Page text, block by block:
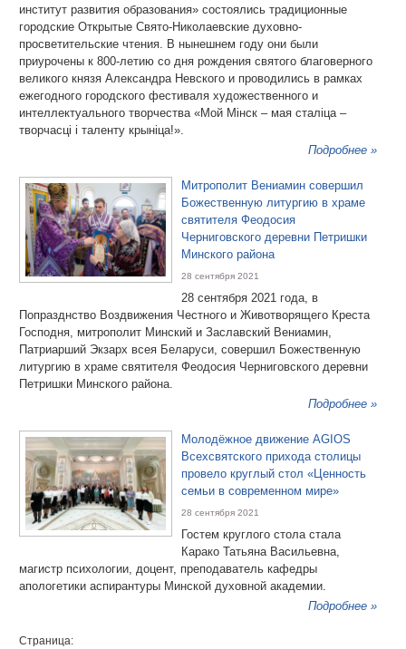
институт развития образования» состоялись традиционные
городские Открытые Свято-Николаевские духовно-
просветительские чтения. В нынешнем году они были
приурочены к 800-летию со дня рождения святого благоверного
великого князя Александра Невского и проводились в рамках
ежегодного городского фестиваля художественного и
интеллектуального творчества «Мой Мінск – мая сталіца –
творчасці і таленту крыніца!».
Подробнее »
Митрополит Вениамин совершил
Божественную литургию в храме
святителя Феодосия
Черниговского деревни Петришки
Минского района
28 сентября 2021
28 сентября 2021 года, в
Попразднство Воздвижения Честного и Животворящего Креста
Господня, митрополит Минский и Заславский Вениамин,
Патриарший Экзарх всея Беларуси, совершил Божественную
литургию в храме святителя Феодосия Черниговского деревни
Петришки Минского района.
Подробнее »
Молодёжное движение AGIOS
Всехсвятского прихода столицы
провело круглый стол «Ценность
семьи в современном мире»
28 сентября 2021
Гостем круглого стола стала
Карако Татьяна Васильевна,
магистр психологии, доцент, преподаватель кафедры
апологетики аспирантуры Минской духовной академии.
Подробнее »
Страница: